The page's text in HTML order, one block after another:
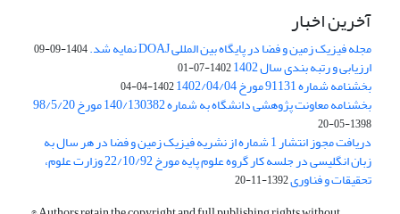
آخرین اخبار
مجله فیزیک زمین و فضا در پایگاه بین المللی DOAJ نمایه شد. 1404-09-09
ارزیابی و رتبه بندی سال 1402 1402-07-01
بخشنامه شماره 91131 مورخ 1402/04/04 1402-04-04
بخشنامه معاونت پژوهشی دانشگاه به شماره 140/130382 مورخ 98/5/20
1398-05-20
دریافت مجوز انتشار 1 شماره از نشریه فیزیک زمین و فضا در هر سال به
زبان انگلیسی در جلسه کار گروه علوم پایه مورخ 22/10/92 وزارت علوم،
تحقیقات و فناوری1392-11-20